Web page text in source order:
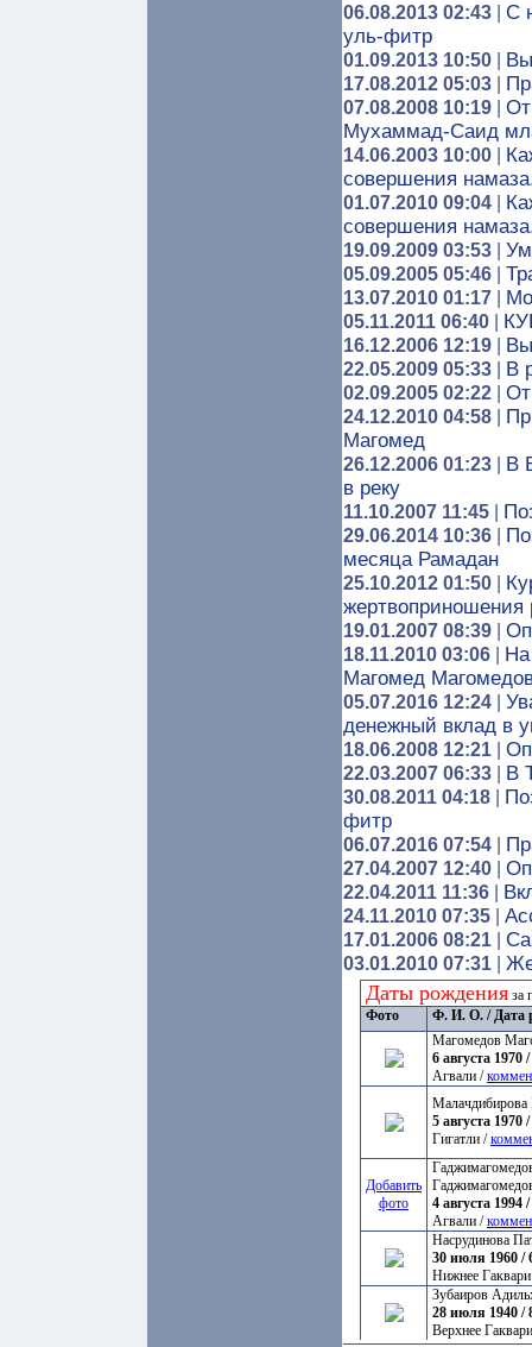
06.08.2013 02:43
С
уль-фитр
01.09.2013 10:50
17.08.2012 05:03
07.08.2008 10:19
Мухаммад-Саид
14.06.2003 10:00
совершения
01.07.2010 09:04
совершения
19.09.2009 03:53
05.09.2005 05:46
13.07.2010 01:17
05.11.2011 06:40
16.12.2006 12:19
22.05.2009 05:33 В
02.09.2005 02:22
24.12.2010 04:58
Магомед
26.12.2006 01:23
В
в реку
11.10.2007 11:45
29.06.2014 10:36
месяца Рамадан
25.10.2012 01:50
19.01.2007 08:39
18.11.2010 03:06
На
Магомед
05.07.2016 12:24
денежный вклад в
18.06.2008 12:21
22.03.2007 06:33 В
30.08.2011 04:18
фитр
06.07.2016 07:54
27.04.2007 12:40
22.04.2011 11:36
24.11.2010 07:35
17.01.2006 08:21
03.01.2010 07:31
Даты рождения за
Фото
Ф. И. О. / Дата
Магомедов
6 августа 1970
Агвали /
5 августа 1970
Гигатли /
Добавить
фото
4 августа 1994
Агвали /
Насрудинова
30 июля 1960 /
Нижнее
Зубаиров
28 июля 1940 /
Верхнее